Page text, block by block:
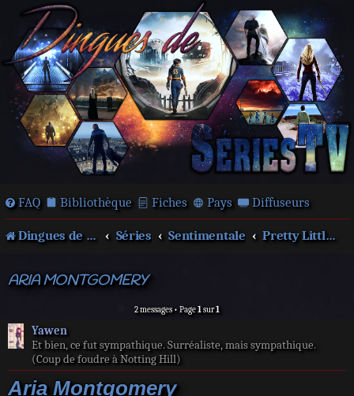
FAQ Bibliothèque Fiches Pays Diffuseurs
Dingues de séries télé ! Séries Sentimentale Pretty Little Liars
ARIA MONTGOMERY
2 messages • Page1sur1
Yawen
Et bien, ce fut sympathique. Surréaliste, mais sympathique.
(Coup de foudre à Notting Hill)
Aria Montgomery